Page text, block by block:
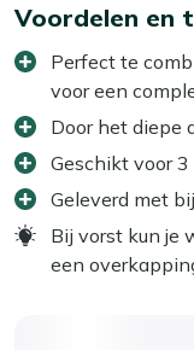
Voordelen en
Perfect te
voor een
Door het diepe
Geschikt voor
Geleverd met
Bij vorst kun je
een